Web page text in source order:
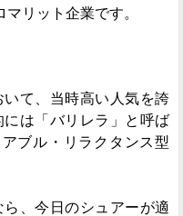
リット企業です。
て、当時高い人気を誇
は「バリレラ」と呼ば
ブル・リラクタンス型
、今日のシュアーが適